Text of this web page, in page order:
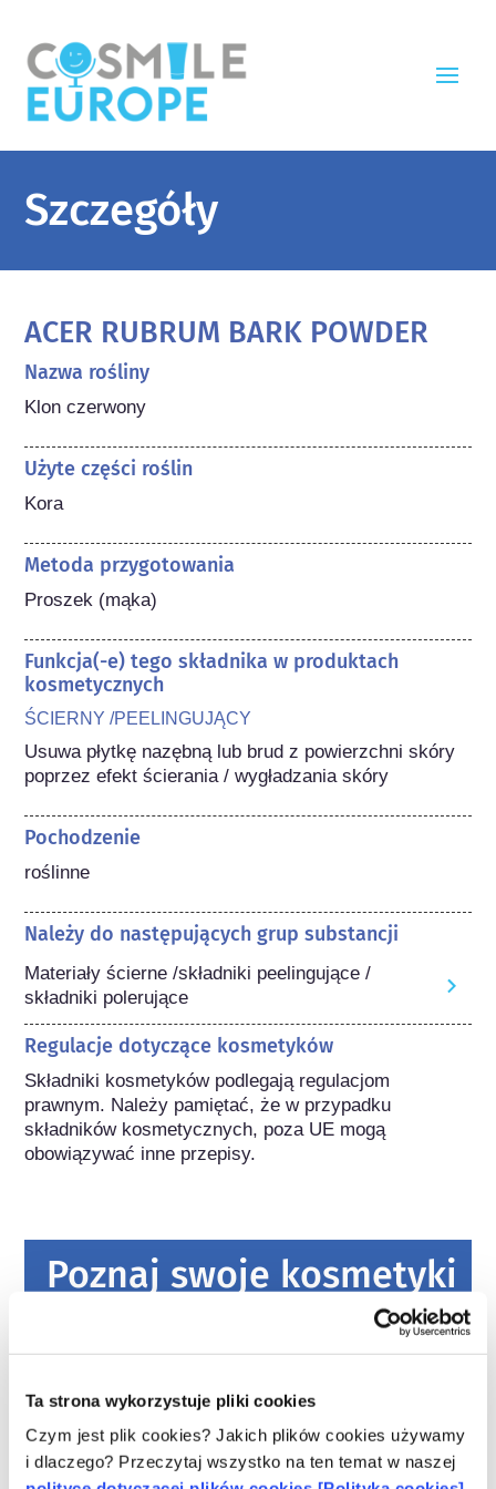
Ta strona wykorzystuje pliki cookies
Czym jest plik cookies? Jakich plików cookies używamy
i dlaczego? Przeczytaj wszystko na ten temat w naszej
Szczegóły
ACER RUBRUM BARK POWDER
Nazwa rośliny
Klon czerwony
Użyte części roślin
Kora
Metoda przygotowania
Proszek (mąka)
Funkcja(-e) tego składnika w produktach
kosmetycznych
ŚCIERNY /PEELINGUJĄCY
Usuwa płytkę nazębną lub brud z powierzchni skóry
poprzez efekt ścierania / wygładzania skóry
Pochodzenie
roślinne
Należy do następujących grup substancji
Materiały ścierne /składniki peelingujące /
składniki polerujące
Regulacje dotyczące kosmetyków
Składniki kosmetyków podlegają regulacjom
prawnym. Należy pamiętać, że w przypadku
składników kosmetycznych, poza UE mogą
obowiązywać inne przepisy.
Poznaj swoje kosmetyki
Przepisy UE wymagają, aby produkty
w Unii Europejskiej były bezpieczne. Firmy
oraz krajowe i europejskie organy regulacyjne
czytaj więcej